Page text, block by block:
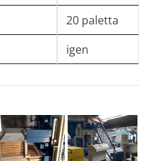
20 paletta
igen